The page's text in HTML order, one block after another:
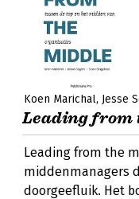
Koen Marichal Jesse
Leading from
Leading from the
middenmanagers
doorgeefluik. Het